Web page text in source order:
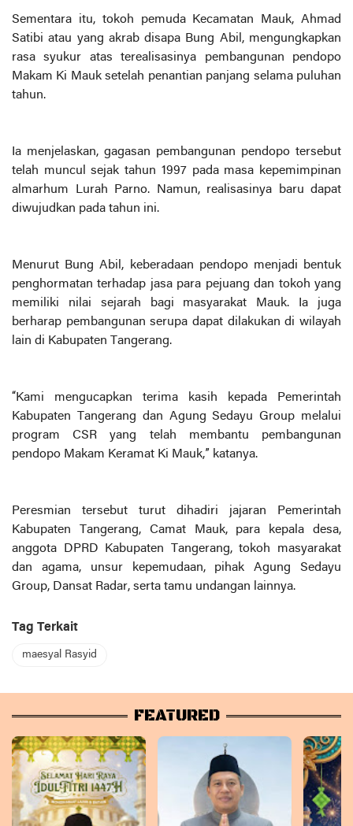
Sementara itu, tokoh pemuda Kecamatan Mauk, Ahmad
Satibi atau yang akrab disapa Bung Abil, mengungkapkan
rasa syukur atas terealisasinya pembangunan pendopo
Makam Ki Mauk setelah penantian panjang selama puluhan
tahun.
Ia menjelaskan, gagasan pembangunan pendopo tersebut
telah muncul sejak tahun 1997 pada masa kepemimpinan
almarhum Lurah Parno. Namun, realisasinya baru dapat
diwujudkan pada tahun ini.
Menurut Bung Abil, keberadaan pendopo menjadi bentuk
penghormatan terhadap jasa para pejuang dan tokoh yang
memiliki nilai sejarah bagi masyarakat Mauk. Ia juga
berharap pembangunan serupa dapat dilakukan di wilayah
lain di Kabupaten Tangerang.
“Kami mengucapkan terima kasih kepada Pemerintah
Kabupaten Tangerang dan Agung Sedayu Group melalui
program CSR yang telah membantu pembangunan
pendopo Makam Keramat Ki Mauk,” katanya.
Peresmian tersebut turut dihadiri jajaran Pemerintah
Kabupaten Tangerang, Camat Mauk, para kepala desa,
anggota DPRD Kabupaten Tangerang, tokoh masyarakat
dan agama, unsur kepemudaan, pihak Agung Sedayu
Group, Dansat Radar, serta tamu undangan lainnya.
Tag Terkait
maesyal Rasyid
FEATURED